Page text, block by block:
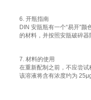
6. 开瓶指南
DIN 安瓿瓶有一个“易开"
的材料，并按照安瓿破碎
7. 材料的使用
在重新配制之前，不应尝
该溶液将含有浓度约为